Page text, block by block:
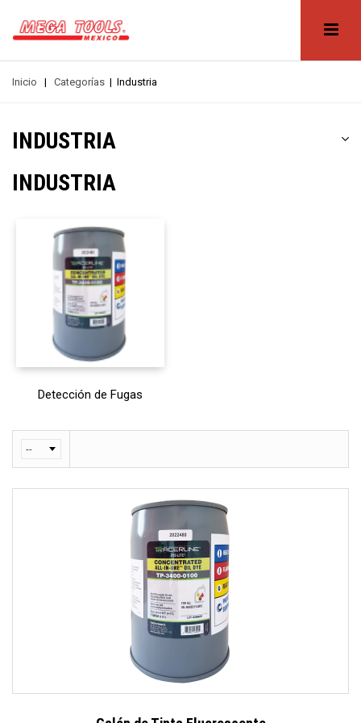
Inicio | Categorías | Industria
INDUSTRIA
INDUSTRIA
Detección de Fugas